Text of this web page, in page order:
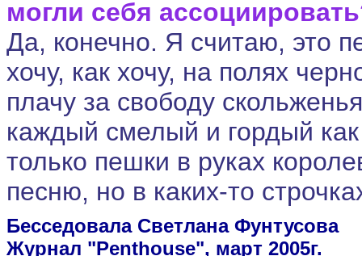
могли себя
Да, конечно. Я считаю, это
хочу, как хочу, на полях
плачу за свободу
каждый смелый и гордый
только пешки в руках
песню, но в каких-то
Бесседовала Светлана Фунтусова
Журнал "Penthouse", март 2005г.